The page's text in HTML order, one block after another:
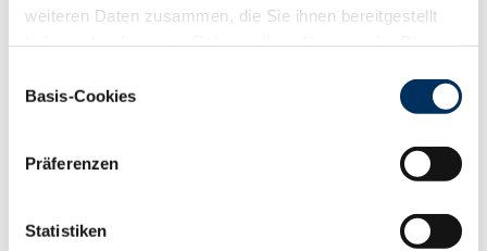
weiteren Daten zusammen, die Sie ihnen bereitgestellt
Cookies, wenn Sie unsere Webseite weiterhin nutzen.
Basis-Cookies
Präferenzen
Statistiken
.
der Zentrale der RUW eG. am Schiffahrter